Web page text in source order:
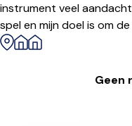
instrument veel
spel en mijn doel is om
Geen